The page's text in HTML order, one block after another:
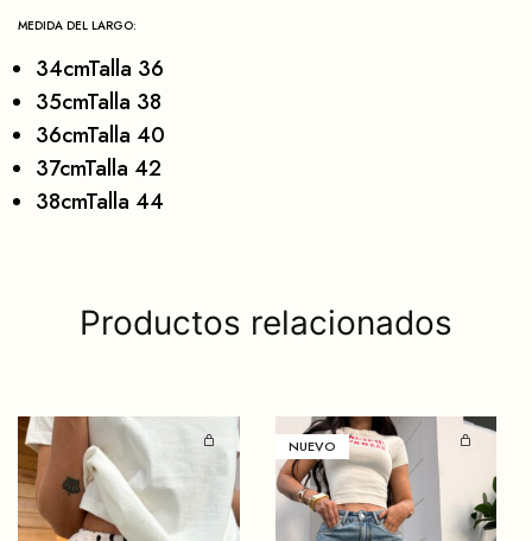
MEDIDA DEL LARGO:
34cmTalla 36
35cmTalla 38
36cmTalla 40
37cmTalla 42
38cmTalla 44
Productos relacionados
NUEVO